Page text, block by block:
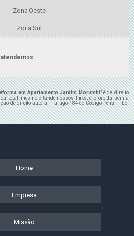
Zona Oeste
Zona Sul
em Apartamento Jardim Morumbi" é de direito
total, mesmo citando nossos links, é proibida sem a
de direito autoral – artigo 184 do Código Penal –Lei
Home
Empresa
Missão